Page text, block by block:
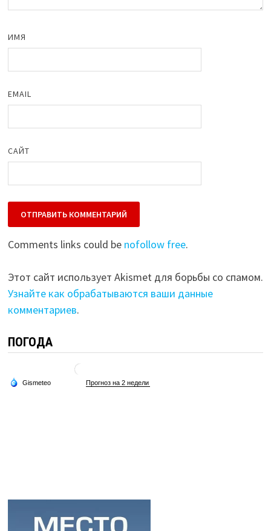
ИМЯ
EMAIL
САЙТ
Comments links could be nofollow free.
Этот сайт использует Akismet для борьбы со спамом.
Узнайте как обрабатываются ваши данные
комментариев.
ПОГОДА